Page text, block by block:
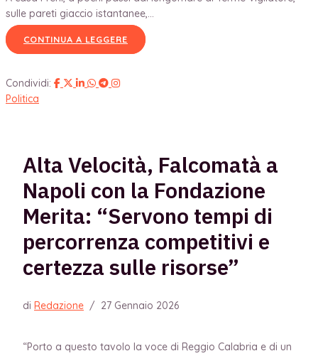
sulle pareti giaccio istantanee,...
CONTINUA A LEGGERE
Condividi:
Politica
Alta Velocità, Falcomatà a
Napoli con la Fondazione
Merita: “Servono tempi di
percorrenza competitivi e
certezza sulle risorse”
di Redazione / 27 Gennaio 2026
“Porto a questo tavolo la voce di Reggio Calabria e di un